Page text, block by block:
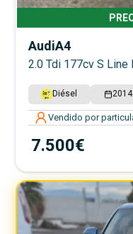
AudiA4
2.0 Tdi 177cv S Line
Diésel 2014
Vendido por
7.500€